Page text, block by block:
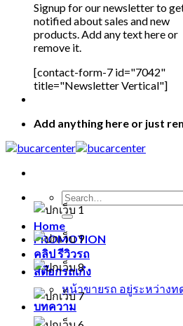
Signup for our newsletter to
notified about sales and new
products. Add any text here or
remove it.
[contact-form-7 id="7042"
title="Newsletter Vertical"]
Add anything here or just
Home
PROMOTION
คลิป รีวิวรถ
สต๊อกรถเก๋ง
หน้าขายรถ อยู่ระหว่างท
บทความ